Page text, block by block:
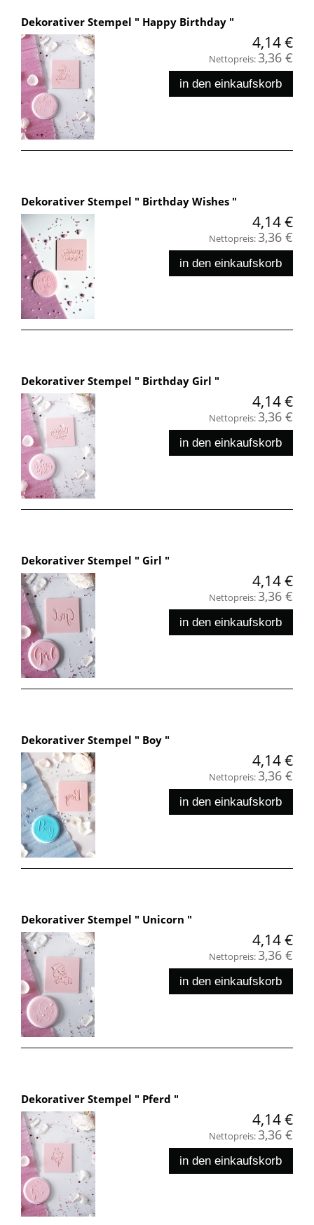
Dekorativer Stempel " Happy Birthday "
4,14 €
Nettopreis:3,36 €
in den einkaufskorb
Dekorativer Stempel " Birthday Wishes "
4,14 €
Nettopreis:3,36 €
in den einkaufskorb
Dekorativer Stempel " Birthday Girl "
4,14 €
Nettopreis:3,36 €
in den einkaufskorb
Dekorativer Stempel " Girl "
4,14 €
Nettopreis:3,36 €
in den einkaufskorb
Dekorativer Stempel " Boy "
4,14 €
Nettopreis:3,36 €
in den einkaufskorb
Dekorativer Stempel " Unicorn "
4,14 €
Nettopreis:3,36 €
in den einkaufskorb
Dekorativer Stempel " Pferd "
4,14 €
Nettopreis:3,36 €
in den einkaufskorb